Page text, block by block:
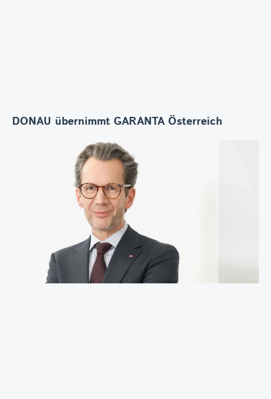
DONAU übernimmt GARANTA Österreich